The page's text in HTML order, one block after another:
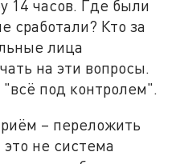
14 часов. Где были
сработали? Кто за
лица
на эти вопросы.
под контролем".
– переложить
не система